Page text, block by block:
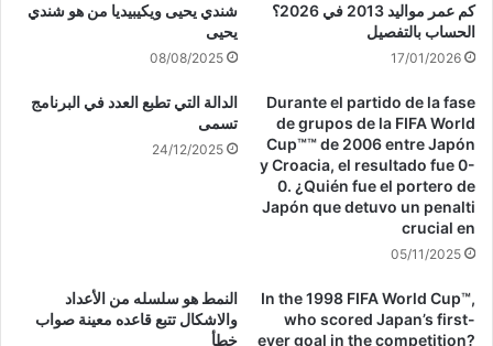
كم عمر مواليد 2013 في 2026؟
الحساب بالتفصيل
17/01/2026
شندي يحيى ويكيبيديا من هو شندي
يحيى
08/08/2025
Durante el partido de la fase
de grupos de la FIFA World
Cup™™ de 2006 entre Japón
y Croacia, el resultado fue 0-
0. ¿Quién fue el portero de
Japón que detuvo un penalti
crucial en
05/11/2025
الدالة التي تطبع العدد في البرنامج
تسمى
24/12/2025
In the 1998 FIFA World Cup™,
who scored Japan’s first-
ever goal in the competition?
النمط هو سلسله من الأعداد
والاشكال تتبع قاعده معينة صواب
خطأ